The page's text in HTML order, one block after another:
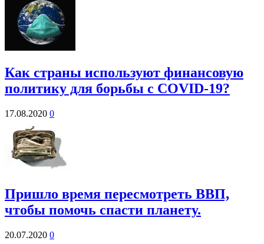
Как страны используют финансовую
политику для борьбы с COVID-19?
17.08.2020 0
Пришло время пересмотреть ВВП,
чтобы помочь спасти планету.
20.07.2020 0